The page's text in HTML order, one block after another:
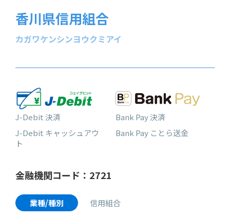
香川県信用組合
カガワケンシンヨウクミアイ
J-Debit 決済
J-Debit キャッシュアウ
ト
Bank Pay 決済
Bank Pay ことら送金
金融機関コード：2721
業種/種別 信用組合